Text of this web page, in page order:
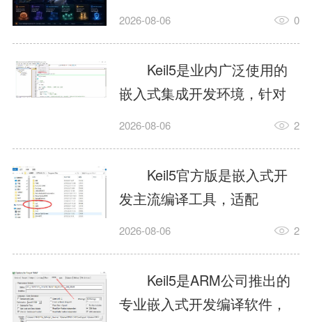
我订个明天早上的闹钟，它
这样？因为AI，就是个只会
耍嘴皮子的书呆子。它脑子
里有海量知识，但没有真正
激发出来实力。而
AgentSkill，就是给AI大脑装
上的一双机械手，它真的能
解决很多问题。1什么是
AgentSkillSkill指...
2026-08-06 0
Keil5是业内广泛使用的
嵌入式集成开发环境，针对
ARM、51内核单片机提供编
力，代码编译稳定，调试工
具成熟，大量开源项目基于
该平台开发。新项目需要单
独下载对应芯片支持包，新
手配置难度较高，正版商业
授权费用不菲，未授权版本
存在程序容量限制，适合硬
2026-08-06 2
Keil5官方版是嵌入式开
发主流编译工具，适配
STM32、51单片机等多款芯
在线调试、代码仿真，兼容
众多厂商芯片安装包。软件
需要手动添加器件库，初次
2026-08-06 2
Keil5是ARM公司推出的
专业嵌入式开发编译软件，